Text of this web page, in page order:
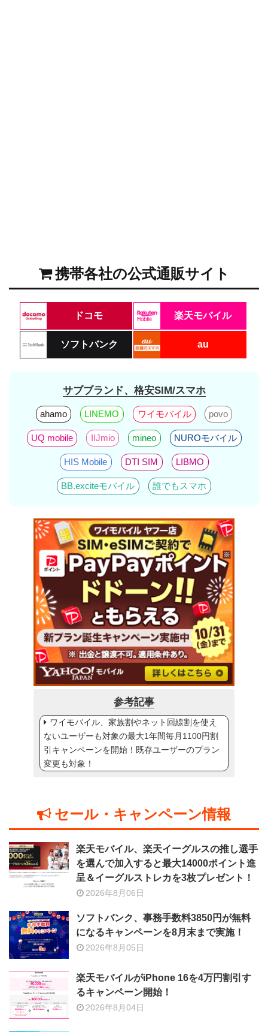
携帯各社の公式通販サイト
ドコモ 楽天モバイル
ソフトバンク au
サブブランド、格安SIM/スマホ
ahamo LINEMO ワイモバイル povo
UQ mobile IIJmio mineo NUROモバイル
HIS Mobile DTI SIM LIBMO
BB.exciteモバイル 誰でもスマホ
参考記事
ワイモバイル、家族割やネット回線割を使え
ないユーザーも対象の最大1年間毎月1100円割
引キャンペーンを開始！既存ユーザーのプラン
変更も対象！
セール・キャンペーン情報
楽天モバイル、楽天イーグルスの推し選手
を選んで加入すると最大14000ポイント進
呈＆イーグルストレカを3枚プレゼント！
2026年8月06日
ソフトバンク、事務手数料3850円が無料
になるキャンペーンを8月末まで実施！
2026年8月05日
楽天モバイルがiPhone 16を4万円割引す
るキャンペーン開始！
2026年8月04日